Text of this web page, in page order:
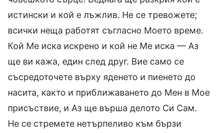
истински и кой е лъжлив. Не се тревожете;
всички неща работят съгласно Моето време.
Кой Ме иска искрено и кой не Ме иска — Аз
ще ви кажа, един след друг. Вие само се
съсредоточете върху яденето и пиенето до
насита, както и приближаването до Мен в Мое
присъствие, и Аз ще върша делото Си Сам.
Не се стремете нетърпеливо към бързи